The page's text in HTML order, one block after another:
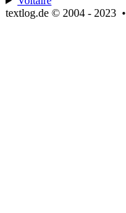
textlog.de © 2004 - 2023 •